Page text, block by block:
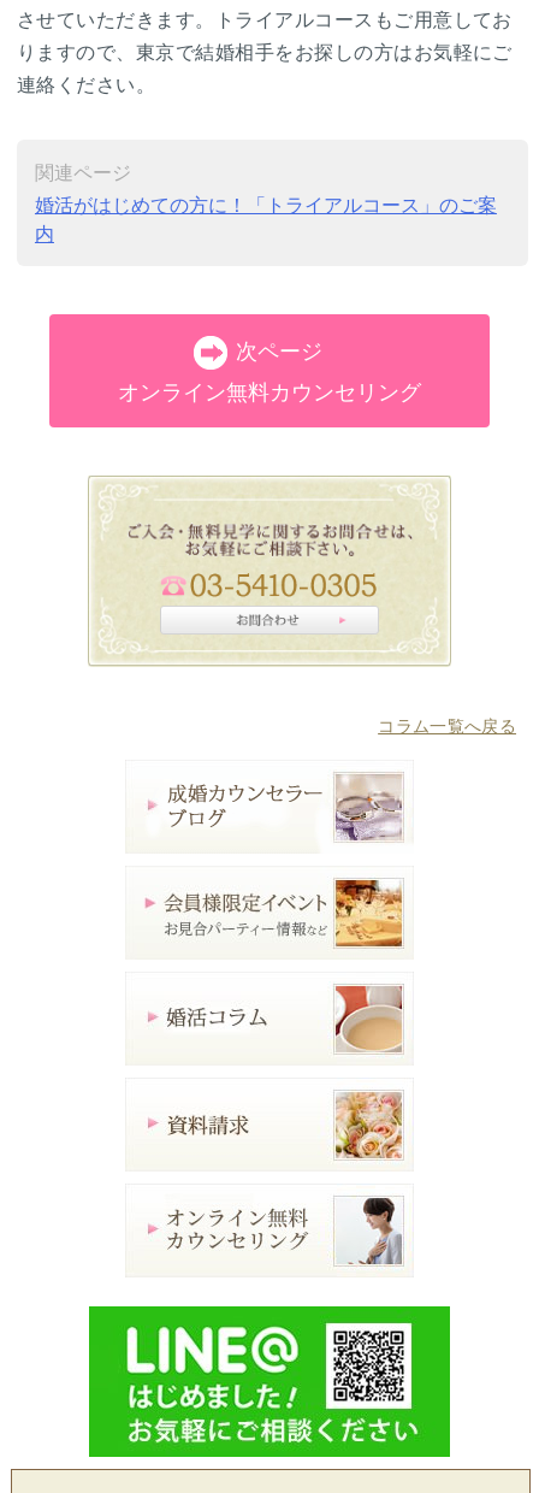
させていただきます。トライアルコースもご用意してお
りますので、東京で結婚相手をお探しの方はお気軽にご
連絡ください。
関連ページ
婚活がはじめての方に！「トライアルコース」のご案
内
次ページ
オンライン無料カウンセリング
コラム一覧へ戻る